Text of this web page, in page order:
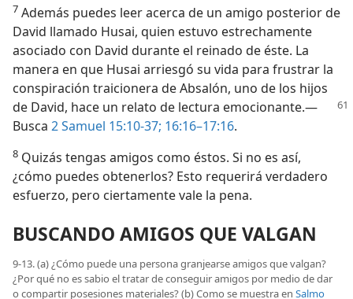
7 Además puedes leer acerca de un amigo posterior de
David llamado Husai, quien estuvo estrechamente
asociado con David durante el reinado de éste. La
manera en que Husai arriesgó su vida para frustrar la
conspiración traicionera de Absalón, uno de los hijos
de David, hace un relato de lectura emocionante.—
Busca 2 Samuel 15:10-37; 16:16–17:16.
8 Quizás tengas amigos como éstos. Si no es así,
¿cómo puedes obtenerlos? Esto requerirá verdadero
esfuerzo, pero ciertamente vale la pena.
BUSCANDO AMIGOS QUE VALGAN
9-13. (a) ¿Cómo puede una persona granjearse amigos que valgan?
¿Por qué no es sabio el tratar de conseguir amigos por medio de dar
o compartir posesiones materiales? (b) Como se muestra en Salmo